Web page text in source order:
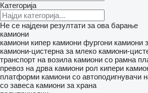
Категорија
Не се најдени резултати за ова барање
камиони
камиони кипер камиони фургони камиони
камиони-цистерна за млеко камиони-
транспорт на возила камиони со рамна
превоз на дрва камиони рол кипери
платформи камиони со автоподигнувачи
со завеса камиони за храна